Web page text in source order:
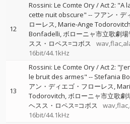
12
Rossini: Le Comte Ory / Act 2: "A
cette nuit obscure" -- フアン・デ
ローレス Marie-Ange Todorovitch
Bonfadelli ボローニャ市立歌劇
スス・ロペス=コボス
16bit/44.1kHz
13
Rossini: Le Comte Ory / Act 2:
le bruit des armes" -- Stefania
アン・ディエゴ・フローレス
Todorovitch ボローニャ市立歌劇
ヘスス・ロペス=コボス
16bit/44.1kHz